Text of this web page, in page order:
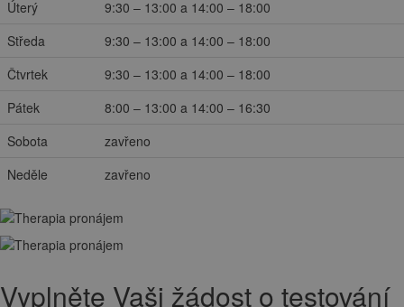
Úterý
9:30 – 13:00 a 14:00 – 18:00
Středa
9:30 – 13:00 a 14:00 – 18:00
Čtvrtek
9:30 – 13:00 a 14:00 – 18:00
Pátek
8:00 – 13:00 a 14:00 – 16:30
Sobota
zavřeno
Neděle
zavřeno
Vyplněte Vaši žádost o testování